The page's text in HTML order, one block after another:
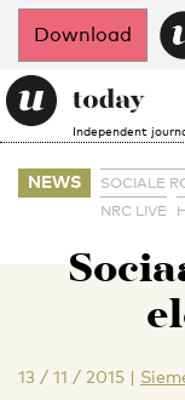
Download
Independent
NEWS SOCIALE
NRC LIVE
13 / 11 / 2015 |